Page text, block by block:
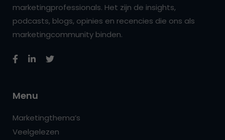
marketingprofessionals. Het zijn de insights,
podcasts, blogs, opinies en recencies die ons als
marketingcommunity binden.
Menu
Marketingthema’s
Veelgelezen